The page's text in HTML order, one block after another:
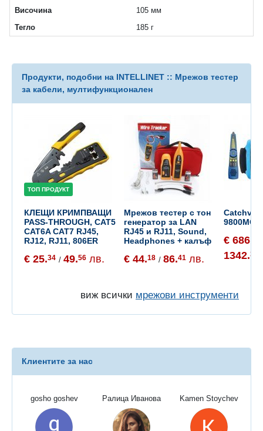
Височина
105 мм
Тегло
185 г
Продукти, подобни на INTELLINET :: Мрежов тестер
за кабели, мултифункционален
ТОП ПРОДУКТ
КЛЕЩИ КРИМПВАЩИ
PASS-THROUGH, CAT5
CAT6A CAT7 RJ45,
RJ12, RJ11, 806ER
€ 25.34 / 49.56 лв.
Мрежов тестер с тон
генератор за LAN
RJ45 и RJ11, Sound,
Headphones + калъф
€ 44.18 / 86.41 лв.
€ 686.
1342.38
виж всички мрежови инструменти
Клиентите за нас
gosho goshev Ралица Иванова Kamen Stoychev